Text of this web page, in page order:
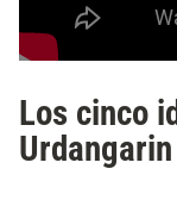
Los cinco
Urdangarin